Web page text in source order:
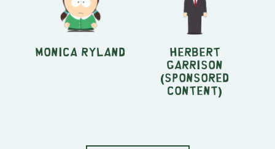
Monica Ryland Herbert
Garrison
(Sponsored
Content)